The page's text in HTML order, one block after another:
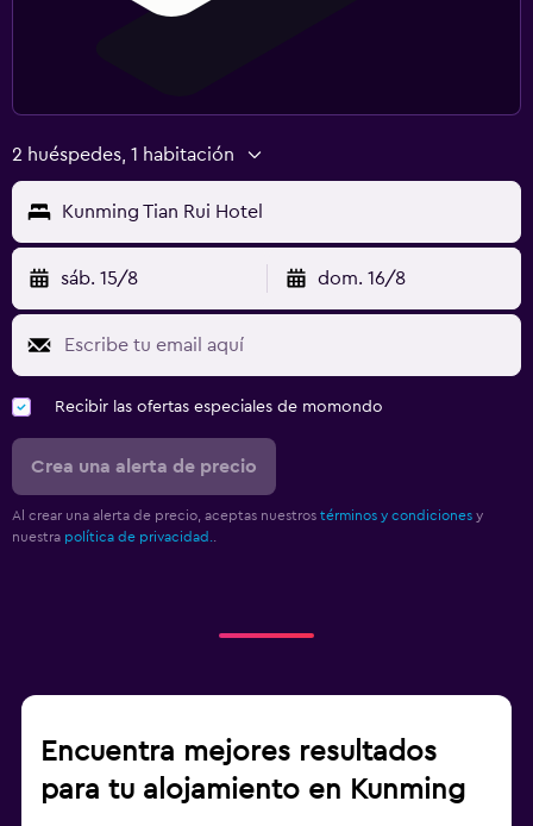
2 huéspedes, 1 habitación
Kunming Tian Rui Hotel
sáb. 15/8 dom. 16/8
Recibir las ofertas especiales de momondo
Crea una alerta de precio
Al crear una alerta de precio, aceptas nuestros términos y condiciones y
nuestra política de privacidad.
Encuentra mejores resultados
para tu alojamiento en Kunming